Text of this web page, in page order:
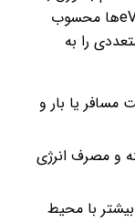
و عملکرد کلی، انتخاب ایده‌آلی برای eVTOLها محسوب
را به
مسافر یا بار و
و مصرف انرژی
با محیط